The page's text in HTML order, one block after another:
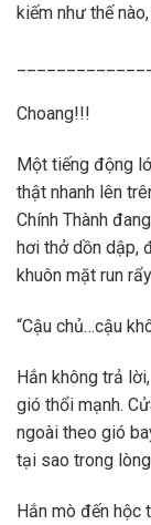
kiếm như thế
Choang!!!
Một tiếng động
thật nhanh lên
Chính Thành
hơi thở dồn dập,
khuôn mặt run
“Cậu chủ…cậu
Hắn không trả
gió thổi mạnh.
ngoài theo gió
tại sao trong
Hắn mò đến hộc